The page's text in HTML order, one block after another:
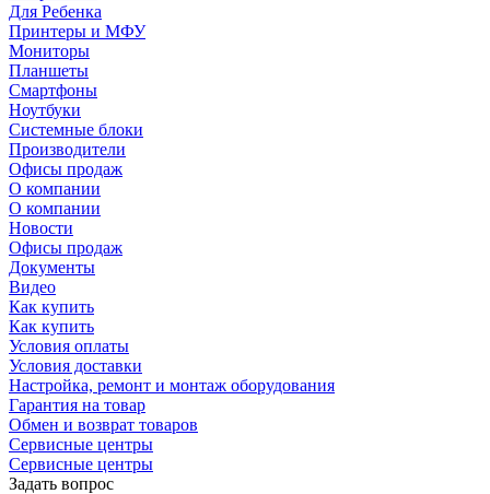
Для Ребенка
Принтеры и МФУ
Мониторы
Планшеты
Смартфоны
Ноутбуки
Системные блоки
Производители
Офисы продаж
О компании
О компании
Новости
Офисы продаж
Документы
Видео
Как купить
Как купить
Условия оплаты
Условия доставки
Настройка, ремонт и монтаж оборудования
Гарантия на товар
Обмен и возврат товаров
Сервисные центры
Сервисные центры
Задать вопрос